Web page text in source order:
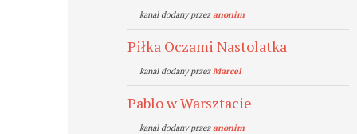
kanal dodany przezanonim
Piłka Oczami Nastolatka
kanal dodany przezMarcel
Pablo w Warsztacie
kanal dodany przezanonim